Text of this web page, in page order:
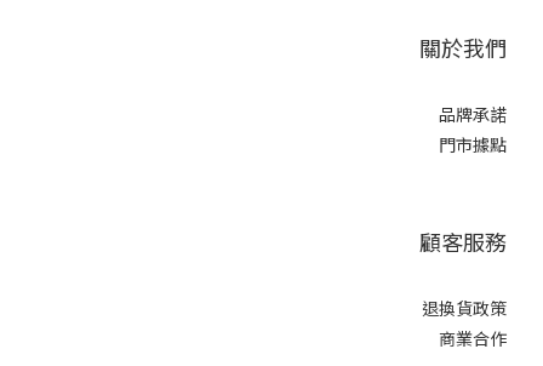
關於我們
品牌承諾
門市據點
顧客服務
退換貨政策
商業合作